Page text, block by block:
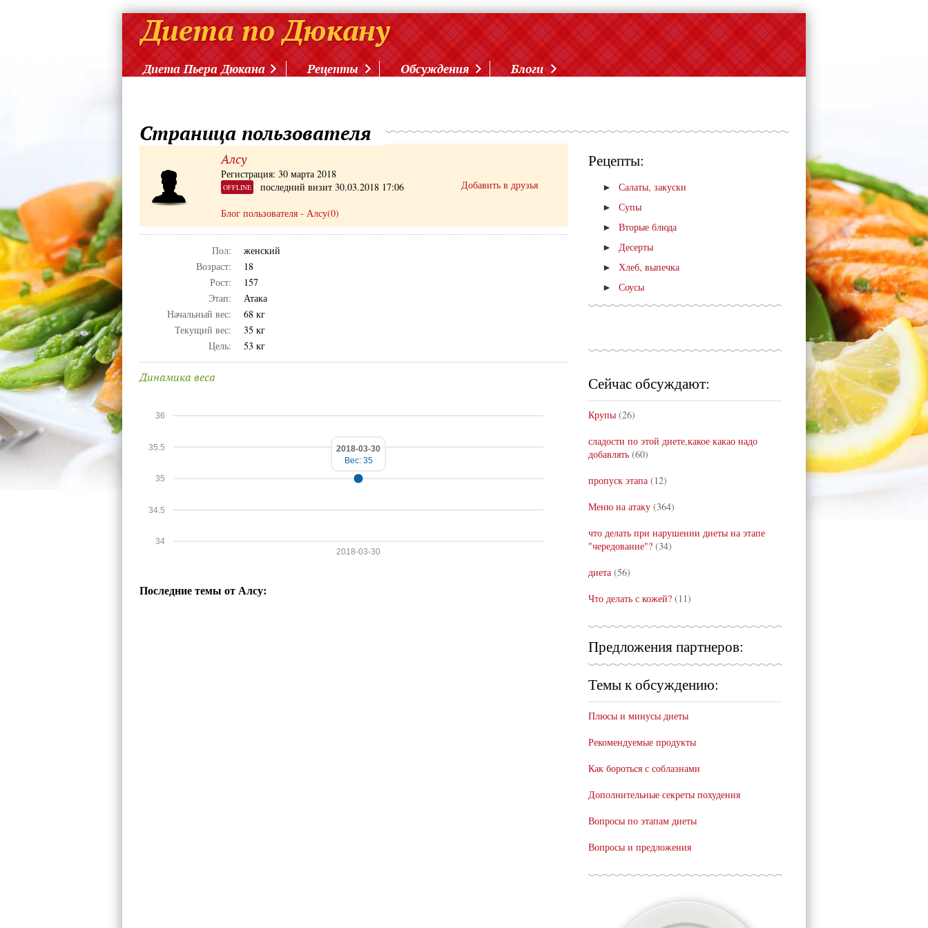
Диета Пьера Дюкана Рецепты Обсуждения Блоги
Страница пользователя
Алсу
Регистрация: 30 марта 2018
OFFLINE
последний визит 30.03.2018 17:06
Блог пользователя - Алсу(0)
Добавить в друзья
Пол:
женский
Возраст:
18
Рост:
157
Этап:
Атака
Начальный вес:
68 кг
Текущий вес:
35 кг
Цель:
53 кг
Динамика веса
34
34.5
35
35.5
36
2018-03-30
2018-03-30
Вес: 35
Последние темы от Алсу:
Рецепты:
►
Салаты, закуски
►
Супы
►
Вторые блюда
►
Десерты
►
Хлеб, выпечка
►
Соусы
Сейчас обсуждают:
Крупы (26)
сладости по этой диете,какое какао надо
добавлять (60)
пропуск этапа (12)
Меню на атаку (364)
что делать при нарушении диеты на этапе
"чередование"? (34)
диета (56)
Что делать с кожей? (11)
Предложения партнеров:
Темы к обсуждению:
Плюсы и минусы диеты
Рекомендуемые продукты
Как бороться с соблазнами
Дополнительные секреты похудения
Вопросы по этапам диеты
Вопросы и предложения